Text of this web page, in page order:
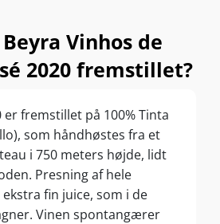
Vinhos de
2020 fremstillet?
er fremstillet på 100% Tinta
som håndhøstes fra et
i 750 meters højde, lidt
Presning af hele
fin juice, som i de
Vinen spontangærer